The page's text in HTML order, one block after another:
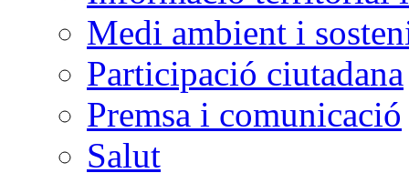
Medi ambient i
Participació ciutadana
Premsa i comunicació
Salut